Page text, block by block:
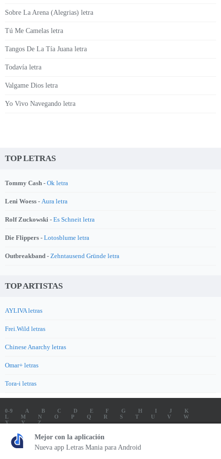
Sobre La Arena (Alegrias) letra
Tú Me Camelas letra
Tangos De La Tía Juana letra
Todavía letra
Valgame Dios letra
Yo Vivo Navegando letra
TOP LETRAS
Tommy Cash - Ok letra
Leni Woess - Aura letra
Rolf Zuckowski - Es Schneit letra
Die Flippers - Lotosblume letra
Outbreakband - Zehntausend Gründe letra
TOP ARTISTAS
AYLIVA letras
Frei.Wild letras
Chinese Anarchy letras
Omar+ letras
Tora-i letras
0-9 A B C D E F G H I J
K
L
M N O P Q R S T U V
W
X
Y
Z
LETRAS
SOUNDTRACK LETRAS
TOP 100 LETRAS
ENVIA LETRAS
Letrasmania.com - Copyright © 2026 - All Rights Reserved
Mejor con la aplicación
Nueva app Letras Mania para Android